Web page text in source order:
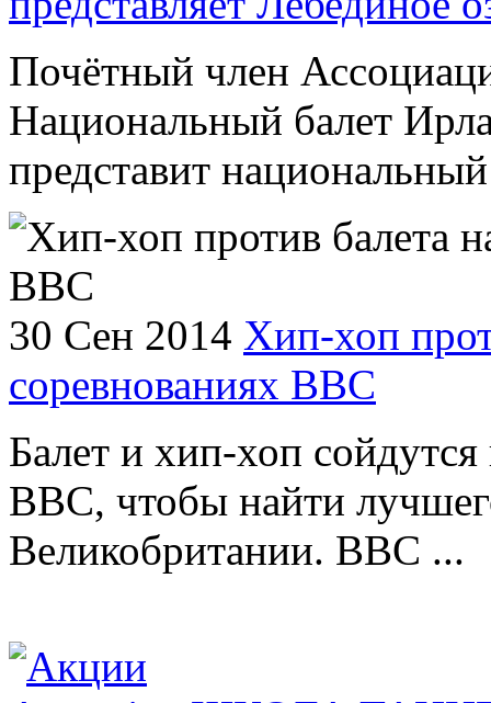
Почётный член
Национальный балет
представит
30 Сен 2014 Хип-хоп
соревнованиях ВВС
Балет и хип-хоп сойдутся
BBC, чтобы найти
Великобритании. BBC ...